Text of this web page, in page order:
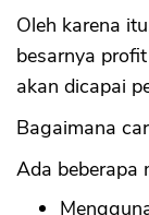
Oleh karena
besarnya
akan dicapai
Bagaimana
Ada beberapa